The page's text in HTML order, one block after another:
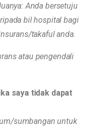
Anda bersetuju
bil hospital bagi
takaful anda.
atau pengendali
saya tidak dapat
sumbangan untuk